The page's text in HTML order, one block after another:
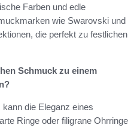
Farben und edle
wie Swarovski und
die perfekt zu festlichen
Schmuck zu einem
die Eleganz eines
Ringe oder filigrane Ohrringe